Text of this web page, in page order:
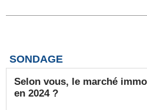
SONDAGE
Selon vous, le marché
en 2024 ?